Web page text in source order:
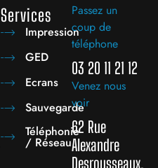
Services
Impression
GED
Ecrans
Sauvegarde
Téléphonie
/ Réseau
Passez un
coup de
téléphone
03 20 11 21 12
Venez nous
voir
62 Rue
Alexandre
Desrousseaux,